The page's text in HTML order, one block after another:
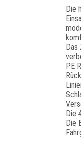
Die
PE
Die
Die